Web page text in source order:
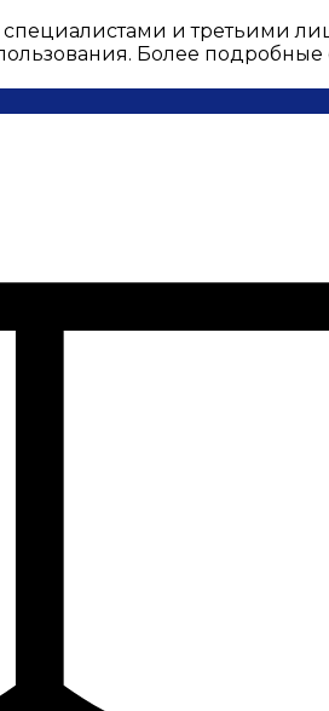
и третьими
Более